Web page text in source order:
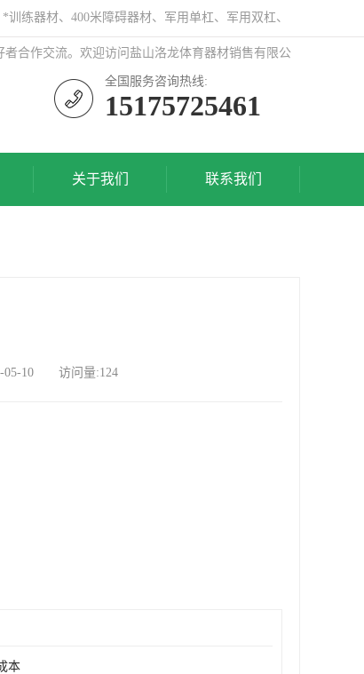
练器材、400米障碍器材、军用单杠、军用双杠、
合作交流。欢迎访问盐山洛龙体育器材销售有限公
全国服务咨询热线:
15175725461
关于我们 联系我们
05-10 访问量:124
本